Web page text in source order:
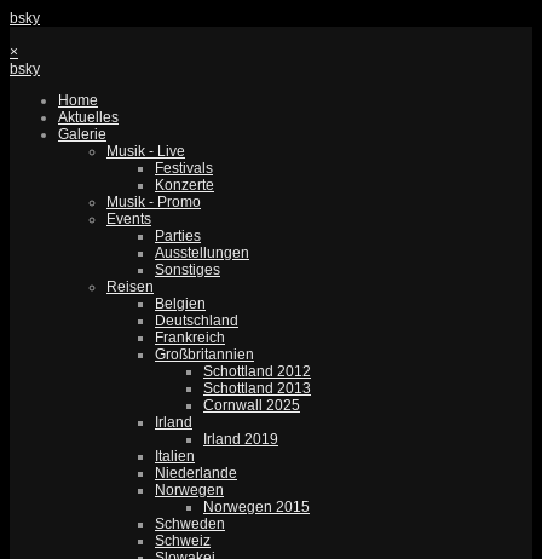
bsky
×
bsky
Home
Aktuelles
Galerie
Musik - Live
Festivals
Konzerte
Musik - Promo
Events
Parties
Ausstellungen
Sonstiges
Reisen
Belgien
Deutschland
Frankreich
Großbritannien
Schottland 2012
Schottland 2013
Cornwall 2025
Irland
Irland 2019
Italien
Niederlande
Norwegen
Norwegen 2015
Schweden
Schweiz